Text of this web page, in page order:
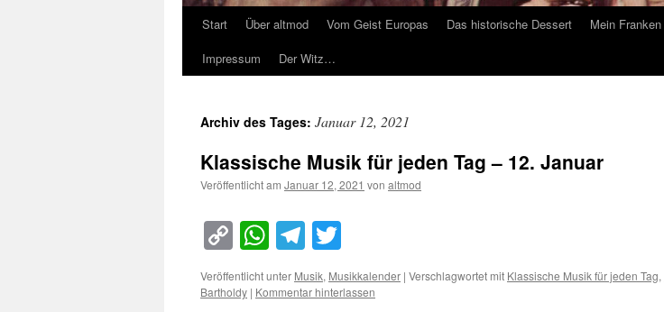
Start Über altmod Vom Geist Europas Das historische Dessert Mein Franken
Impressum
Der Witz…
Archiv des Tages: Januar 12, 2021
Klassische Musik für jeden Tag – 12. Januar
Veröffentlicht am Januar 12, 2021 von altmod
Copy
Link
WhatsApp
Telegram
Veröffentlicht unter Musik, Musikkalender | Verschlagwortet mit Klassische Musik für jeden Tag,
Bartholdy | Kommentar hinterlassen